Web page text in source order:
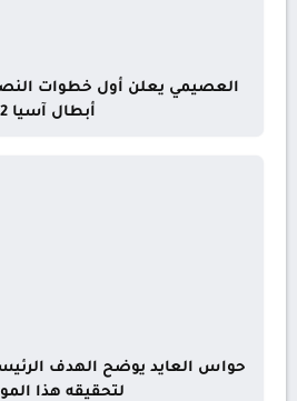
العصيمي يعلن أول خطوات
أبطال آسيا 2
حواس العايد يوضح الهدف
لتحقيقه هذا